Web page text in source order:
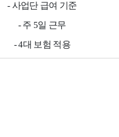
-사업단 급여 기준
-주5일 근무
- 4대 보험 적용